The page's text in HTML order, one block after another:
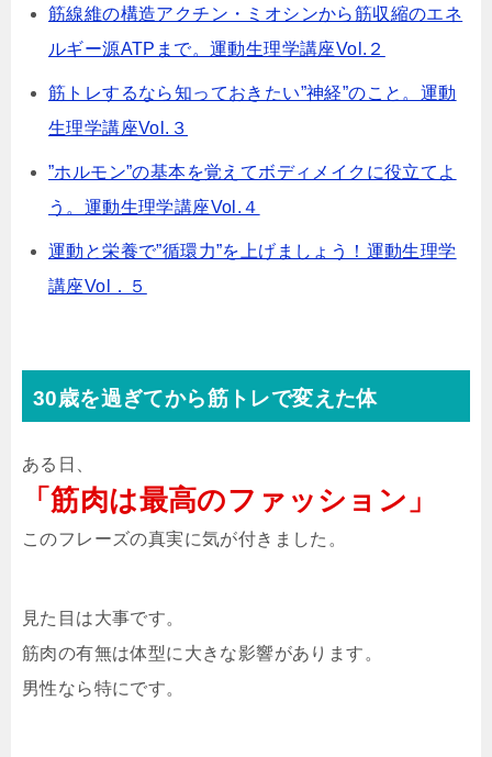
筋線維の構造アクチン・ミオシンから筋収縮のエネ
ルギー源ATPまで。運動生理学講座Vol.２
筋トレするなら知っておきたい”神経”のこと。運動
生理学講座Vol.３
”ホルモン”の基本を覚えてボディメイクに役立てよ
う。運動生理学講座Vol.４
運動と栄養で”循環力”を上げましょう！運動生理学
講座Vol．５
30歳を過ぎてから筋トレで変えた体
ある日、
「筋肉は最高のファッション」
このフレーズの真実に気が付きました。
見た目は大事です。
筋肉の有無は体型に大きな影響があります。
男性なら特にです。